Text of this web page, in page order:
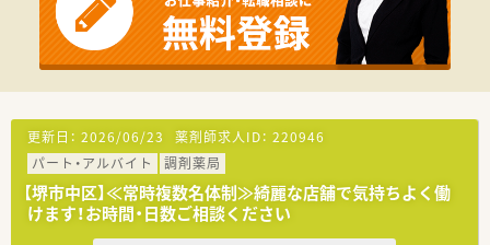
・・・こんな方におすすめ！・・・
■お子様の関係で急なお休みが発生する可能性があり、ヘルプ体
制の整った環境で働きたい方！
■施設在宅に興味があり、挑戦してみたいとお考えの方
■ゆくゆくは時間数を増やして働くことも検討したい方
更新日： 2026/06/23 薬剤師求人ID： 220946
パート・アルバイト
調剤薬局
【堺市中区】≪常時複数名体制≫綺麗な店舗で気持ちよく働
けます！お時間・日数ご相談ください